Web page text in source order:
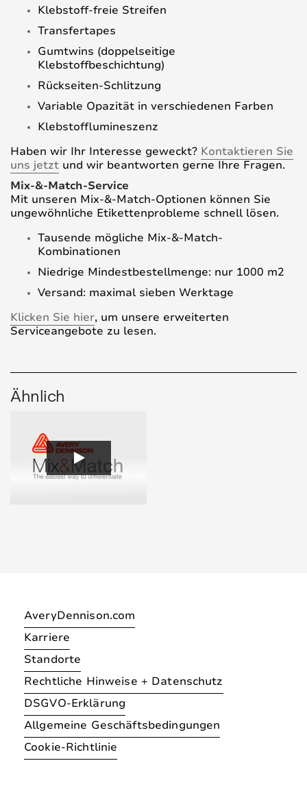
Klebstoff-freie Streifen
Transfertapes
Gumtwins (doppelseitige
Klebstoffbeschichtung)
Rückseiten-Schlitzung
Variable Opazität in verschiedenen Farben
Klebstofflumineszenz
Haben wir Ihr Interesse geweckt? Kontaktieren Sie
uns jetzt und wir beantworten gerne Ihre Fragen.
Mix-&-Match-Service
Mit unseren Mix-&-Match-Optionen können Sie
ungewöhnliche Etikettenprobleme schnell lösen.
Tausende mögliche Mix-&-Match-
Kombinationen
Niedrige Mindestbestellmenge: nur 1000 m2
Versand: maximal sieben Werktage
Klicken Sie hier, um unsere erweiterten
Serviceangebote zu lesen.
Ähnlich
AveryDennison.com
Karriere
Standorte
Rechtliche Hinweise + Datenschutz
DSGVO-Erklärung
Allgemeine Geschäftsbedingungen
Cookie-Richtlinie